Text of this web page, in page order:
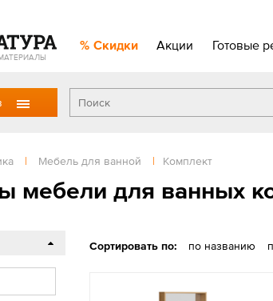
Скидки Акции Готовые
| Мебель для ванной | Комплект
мебели для ванных
Сортировать по: по названию